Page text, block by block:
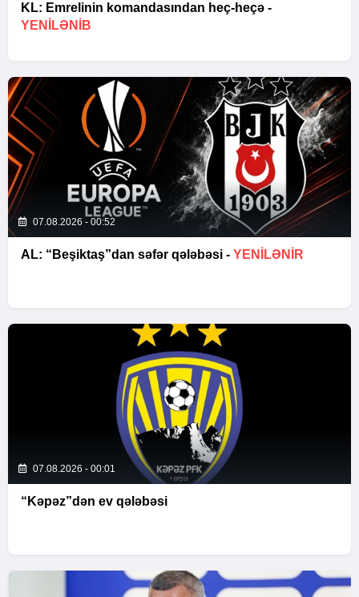
KL: Emrelinin komandasından heç-heçə -
YENİLƏNİB
07.08.2026 - 00:52
AL: “Beşiktaş”dan səfər qələbəsi - YENİLƏNİR
07.08.2026 - 00:01
“Kəpəz”dən ev qələbəsi